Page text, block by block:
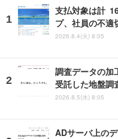
支払対象は計
プ、社員の不適
2026.8.4(火) 8:05
調査データの加
受託した地盤調
2026.8.5(水) 8:05
ADサーバ上の